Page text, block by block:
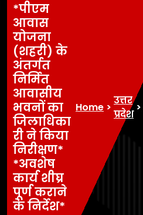
*पीएम
आवास
योजना
(शहरी) के
अंतर्गत
निर्मित
आवासीय
भवनों का
जिलाधिका
री ने किया
निरीक्षण*
*अवशेष
कार्य शीघ्र
पूर्ण कराने
के निर्देश*
Home >
उत्तर
प्रदेश
>